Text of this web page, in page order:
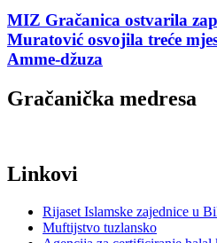
MIZ Gračanica ostvarila
Muratović osvojila treće
Amme-džuza
Gračanička medresa
Linkovi
Rijaset Islamske zajednice u
Muftijstvo tuzlansko